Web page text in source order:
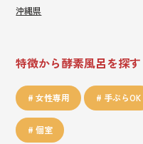
沖縄県
特徴から酵素風呂を探す
女性専用 手ぶらOK
個室